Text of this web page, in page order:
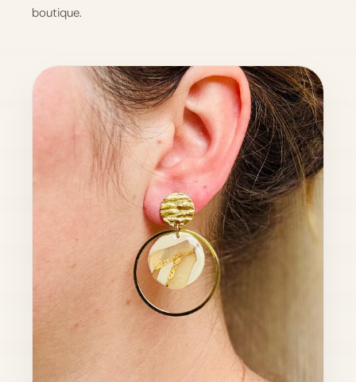
boutique.